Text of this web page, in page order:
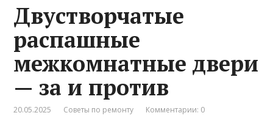
Двустворчатые
распашные
межкомнатные двери
— за и против
20.05.2025 Советы по ремонту Комментарии: 0